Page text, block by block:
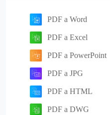
PDF a Word
PDF a Excel
PDF a PowerPoint
PDF a JPG
PDF a HTML
PDF a DWG